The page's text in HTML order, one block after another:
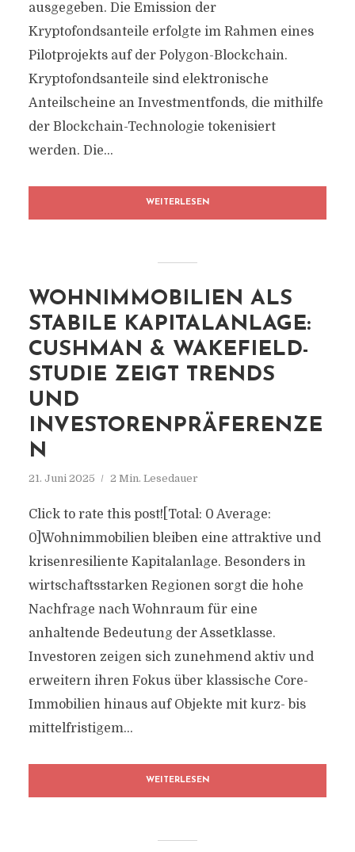
ausgegeben. Die Emission der
Kryptofondsanteile erfolgte im Rahmen eines
Pilotprojekts auf der Polygon-Blockchain.
Kryptofondsanteile sind elektronische
Anteilscheine an Investmentfonds, die mithilfe
der Blockchain-Technologie tokenisiert
werden. Die...
WEITERLESEN
WOHNIMMOBILIEN ALS
STABILE KAPITALANLAGE:
CUSHMAN & WAKEFIELD-
STUDIE ZEIGT TRENDS
UND
INVESTORENPRÄFERENZE
N
21. Juni 2025 2 Min. Lesedauer
Click to rate this post![Total: 0 Average:
0]Wohnimmobilien bleiben eine attraktive und
krisenresiliente Kapitalanlage. Besonders in
wirtschaftsstarken Regionen sorgt die hohe
Nachfrage nach Wohnraum für eine
anhaltende Bedeutung der Assetklasse.
Investoren zeigen sich zunehmend aktiv und
erweitern ihren Fokus über klassische Core-
Immobilien hinaus auf Objekte mit kurz- bis
mittelfristigem...
WEITERLESEN